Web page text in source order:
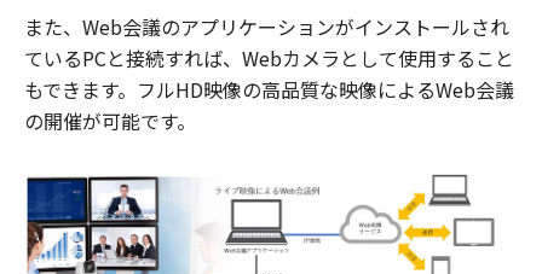
また、Web会議のアプリケーションがインストールされ
ているPCと接続すれば、Webカメラとして使用すること
もできます。フルHD映像の高品質な映像によるWeb会議
の開催が可能です。